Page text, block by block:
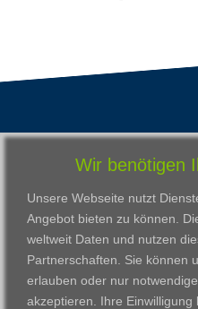
VWAK
Karriere
Kontakt
Download
Impressum
Datenschutzerklärung
Frankfurt
Gießen
Kassel
Wir benötigen
Unsere Webseite nutzt
Angebot bieten zu können.
weltweit Daten und nutzen
Partnerschaften. Sie können
erlauben oder nur
akzeptieren. Ihre